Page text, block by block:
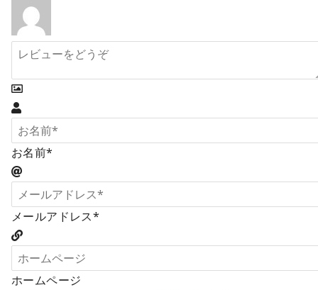
お名前*
メールアドレス*
ホームページ